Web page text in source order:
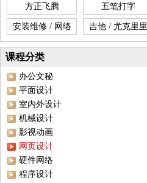
方正飞腾 五笔打字
安装维修 / 网络 吉他 / 尤克里里
课程分类
办公文秘
平面设计
室内外设计
机械设计
影视动画
网页设计
硬件网络
程序设计